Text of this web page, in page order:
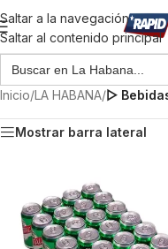
Saltar a la navegación
Saltar al contenido principal
Inicio/LA HABANA/▷
Mostrar barra lateral